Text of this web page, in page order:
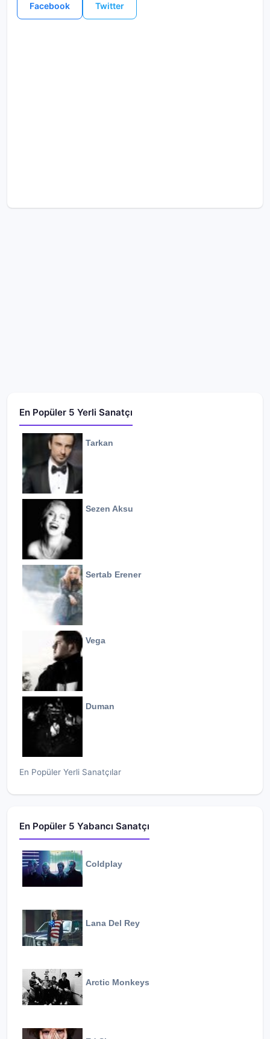
Facebook Twitter
En Popüler 5 Yerli Sanatçı
Tarkan
Sezen Aksu
Sertab Erener
Vega
Duman
En Popüler Yerli Sanatçılar
En Popüler 5 Yabancı Sanatçı
Coldplay
Lana Del Rey
Arctic Monkeys